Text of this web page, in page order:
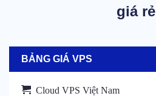
giá rẻ
BẢNG GIÁ VPS
Cloud VPS Việt Nam